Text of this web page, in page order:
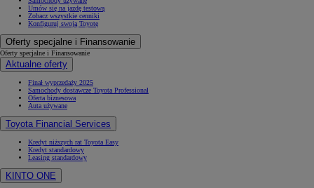
Umów się na jazdę testową
Zobacz wszystkie cenniki
Konfiguruj swoją Toyotę
Oferty specjalne i Finansowanie
Oferty specjalne i Finansowanie
Aktualne oferty
Finał wyprzedaży 2025
Samochody dostawcze Toyota Professional
Oferta biznesowa
Auta używane
Toyota Financial Services
Kredyt niższych rat Toyota Easy
Kredyt standardowy
Leasing standardowy
KINTO ONE